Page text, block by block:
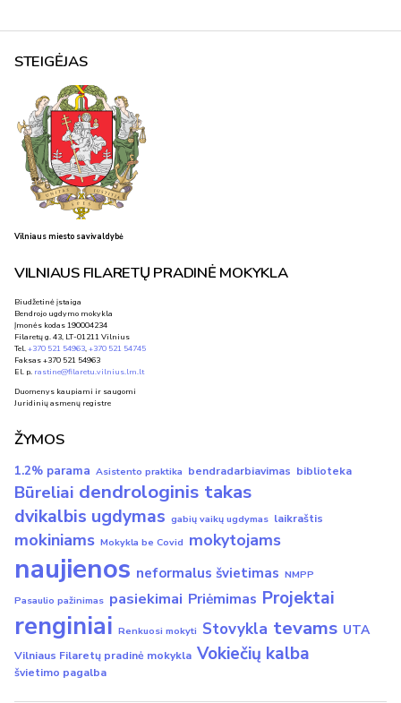
STEIGĖJAS
Vilniaus miesto savivaldybė
VILNIAUS FILARETŲ PRADINĖ MOKYKLA
Biudžetinė įstaiga
Bendrojo ugdymo mokykla
Įmonės kodas 190004234
Filaretų g. 43, LT-01211 Vilnius
Tel.+370 521 54963,+370 521 54745
Faksas +370 521 54963
El. p. rastine@filaretu.vilnius.lm.lt
Duomenys kaupiami ir saugomi
Juridinių asmenų registre
ŽYMOS
1.2% parama Asistento praktika bendradarbiavimas biblioteka
Būreliai dendrologinis takas
dvikalbis ugdymas gabių vaikų ugdymas laikraštis
mokiniams Mokykla be Covid mokytojams
naujienos neformalus švietimas NMPP
Pasaulio pažinimas pasiekimai Priėmimas Projektai
renginiai Renkuosi mokyti Stovykla tevams UTA
Vilniaus Filaretų pradinė mokykla Vokiečių kalba
švietimo pagalba